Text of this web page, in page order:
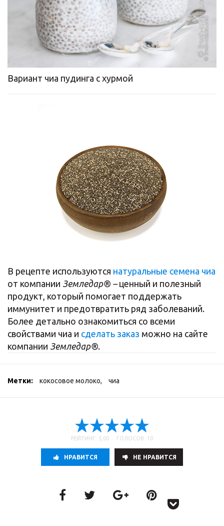
Вариант чиа пудинга с хурмой
В рецепте используются натуральные семена чиа
от компании Земледар® –ценный и полезный
продукт, который помогает поддержать
иммунитет и предотвратить ряд заболеваний.
Более детально ознакомиться со всеми
свойствами чиа и сделать заказ можно на сайте
компании Земледар®.
Метки: кокосовое молоко, чиа
РЕЙТИНГ: 5,00 ГОЛОСОВ: 10
НРАВИТСЯ НE НРАВИТСЯ